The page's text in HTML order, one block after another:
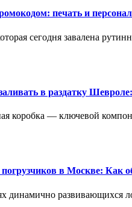
печать и
сегодня завалена
в раздатку
коробка — ключевой
в Москве: Как
динамично развивающихся